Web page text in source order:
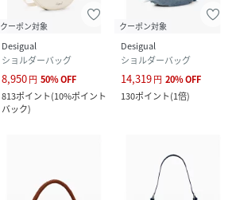
クーポン対象
Desigual
ショルダーバッグ
8,950円 50%OFF
813ポイント(10%ポイント
バック)
クーポン対象
Desigual
ショルダーバッグ
14,319円 20%OFF
130ポイント(1倍)